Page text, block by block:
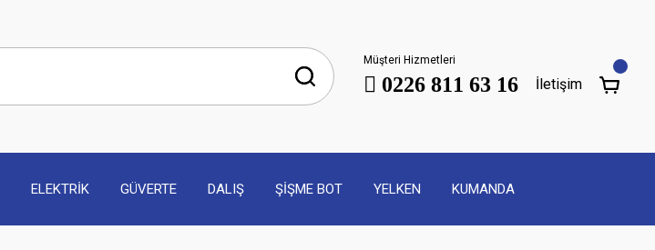
Müşteri Hizmetleri
0226 811 63 16 İletişim
ELEKTRİK GÜVERTE DALIŞ ŞİŞME BOT YELKEN KUMANDA